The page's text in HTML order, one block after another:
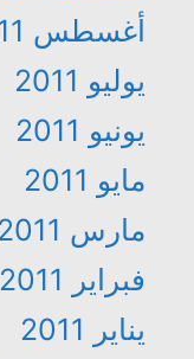
أغسطس 2011
يوليو 2011
يونيو 2011
مايو 2011
مارس 2011
فبراير 2011
يناير 2011